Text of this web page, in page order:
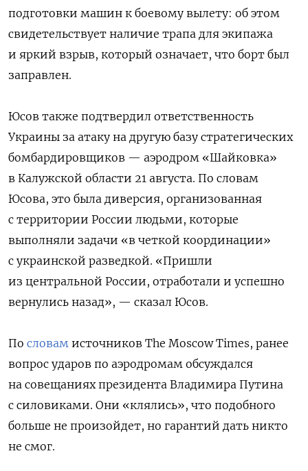
подготовки машин к боевому вылету: об этом
свидетельствует наличие трапа для экипажа
и яркий взрыв, который означает, что борт был
заправлен.
Юсов также подтвердил ответственность
Украины за атаку на другую базу стратегических
бомбардировщиков — аэродром «Шайковка»
в Калужской области 21 августа. По словам
Юсова, это была диверсия, организованная
с территории России людьми, которые
выполняли задачи «в четкой координации»
с украинской разведкой. «Пришли
из центральной России, отработали и успешно
вернулись назад», — сказал Юсов.
По словам источников The Moscow Times, ранее
вопрос ударов по аэродромам обсуждался
на совещаниях президента Владимира Путина
с силовиками. Они «клялись», что подобного
больше не произойдет, но гарантий дать никто
не смог.